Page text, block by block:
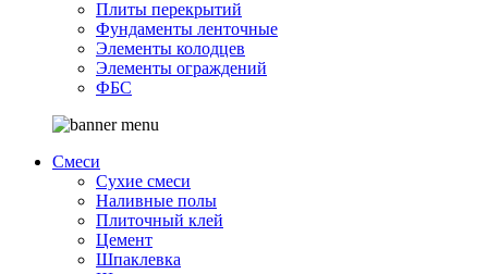
Плиты перекрытий
Фундаменты ленточные
Элементы колодцев
Элементы ограждений
ФБС
Смеси
Сухие смеси
Наливные полы
Плиточный клей
Цемент
Шпаклевка